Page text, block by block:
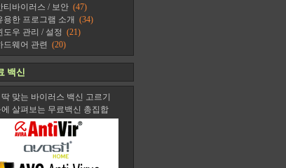
티바이러스 / 보안 (47)
용한 프로그램 소개 (34)
도우 관리 / 설정 (21)
드웨어 관련 (20)
백신
맞는 바이러스 백신 고르기
에 살펴보는 무료백신 총집합